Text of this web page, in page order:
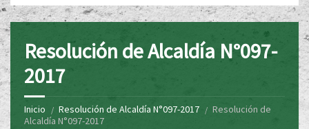
Resolución de Alcaldía N°097-
2017
Inicio Resolución de Alcaldía N°097-2017
Resolución de
Alcaldía N°097-2017